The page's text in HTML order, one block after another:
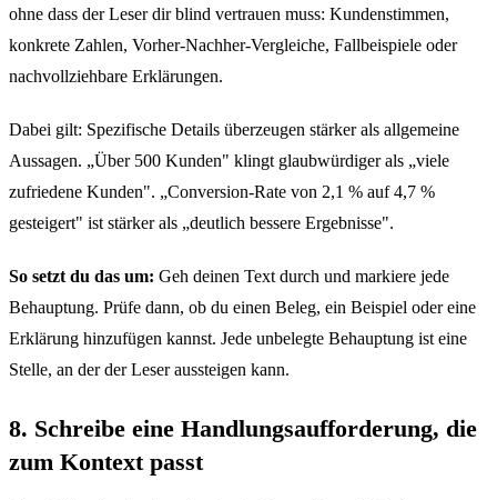
ohne dass der Leser dir blind vertrauen muss: Kundenstimmen,
konkrete Zahlen, Vorher-Nachher-Vergleiche, Fallbeispiele oder
nachvollziehbare Erklärungen.
Dabei gilt: Spezifische Details überzeugen stärker als allgemeine
Aussagen. „Über 500 Kunden" klingt glaubwürdiger als „viele
zufriedene Kunden". „Conversion-Rate von 2,1 % auf 4,7 %
gesteigert" ist stärker als „deutlich bessere Ergebnisse".
So setzt du das um: Geh deinen Text durch und markiere jede
Behauptung. Prüfe dann, ob du einen Beleg, ein Beispiel oder eine
Erklärung hinzufügen kannst. Jede unbelegte Behauptung ist eine
Stelle, an der der Leser aussteigen kann.
8. Schreibe eine Handlungsaufforderung, die
zum Kontext passt